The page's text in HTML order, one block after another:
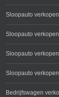
Sloopauto
Sloopauto
Sloopauto
Sloopauto
Bedrijfswagen